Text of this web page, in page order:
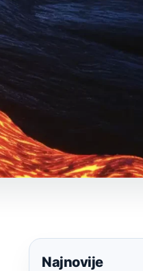
Najnovije